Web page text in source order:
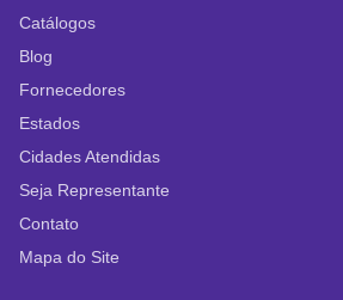
Catálogos
Blog
Fornecedores
Estados
Cidades Atendidas
Seja Representante
Contato
Mapa do Site